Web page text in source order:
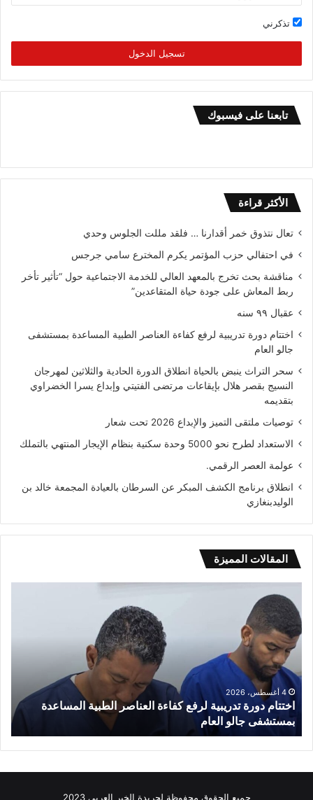
تذكرني
تسجيل الدخول
تابعنا على فيسبوك
الأكثر قراءة
تعال نتذوق خمر أقدارنا … فلقد مللت الجلوس وحدي
في احتفالي حزب المؤتمر يكرم المخترع سامي جرجس
مناقشة بحث تخرج بالمعهد العالي للخدمة الاجتماعية حول “تأثير تأخر
ربط المعاش على جودة حياة المتقاعدين”
عقبال ٩٩ سنه
اختتام دورة تدريبية لرفع كفاءة العناصر الطبية المساعدة بمستشفى
جالو العام
سحر التراث ينبض بالحياة انطلاق الدورة الحادية والثلاثين لمهرجان
النسيج بقصر هلال بإيقاعات مرتضى الفتيتي وإبداع يسرا الخضراوي
بتقديمه
توصيات ملتقى التميز والإبداع 2026 تحت شعار
الاستعداد لطرح نحو 5000 وحدة سكنية بنظام الإيجار المنتهي بالتملك
عولمة العصر الرقمي.
انطلاق برنامج الكشف المبكر عن السرطان بالعيادة المجمعة خالد بن
الوليدبنغازي
المقالات المميزة
دورة
تدريبية
لرفع
كفاءة
العناصر
الطبية
المساعدة
بمستشفى
جالو
العام
4 أغسطس، 2026
اختتام دورة تدريبية لرفع كفاءة العناصر الطبية المساعدة
بمستشفى جالو العام
جميع الحقوق محفوظة لجريدة الخبر العربي 2023